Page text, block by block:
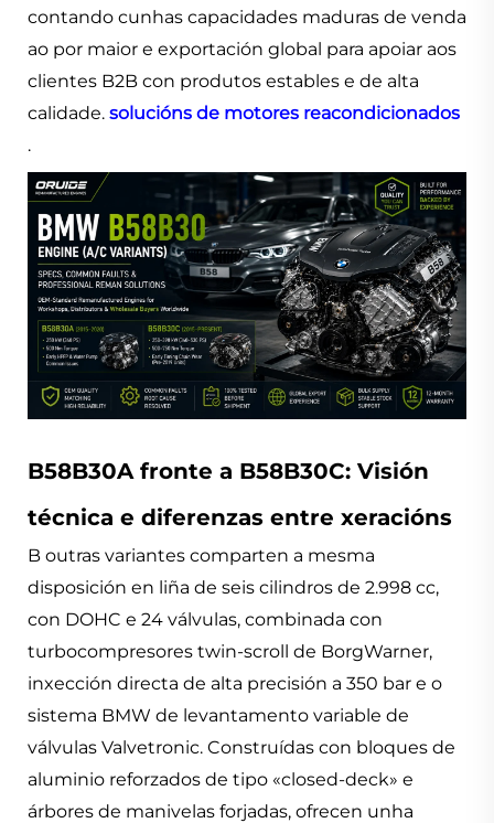
contando cunhas capacidades maduras de venda
ao por maior e exportación global para apoiar aos
clientes B2B con produtos estables e de alta
calidade. solucións de motores reacondicionados
.
B58B30A fronte a B58B30C: Visión
técnica e diferenzas entre xeracións
B outras variantes comparten a mesma
disposición en liña de seis cilindros de 2.998 cc,
con DOHC e 24 válvulas, combinada con
turbocompresores twin-scroll de BorgWarner,
inxección directa de alta precisión a 350 bar e o
sistema BMW de levantamento variable de
válvulas Valvetronic. Construídas con bloques de
aluminio reforzados de tipo «closed-deck» e
árbores de manivelas forjadas, ofrecen unha